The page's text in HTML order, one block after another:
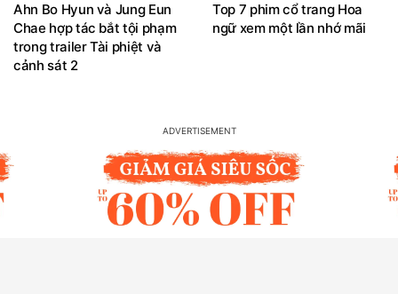
Ahn Bo Hyun và Jung Eun
Chae hợp tác bắt tội phạm
trong trailer Tài phiệt và
cảnh sát 2
Top 7 phim cổ trang Hoa
ngữ xem một lần nhớ mãi